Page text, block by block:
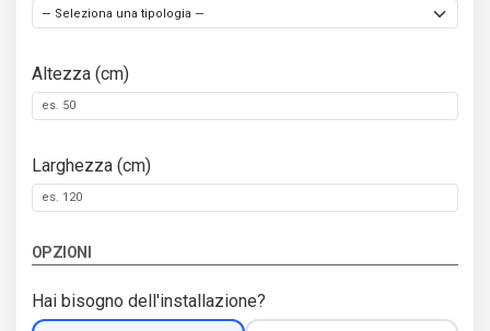
Altezza (cm)
Larghezza (cm)
OPZIONI
Hai bisogno dell'installazione?